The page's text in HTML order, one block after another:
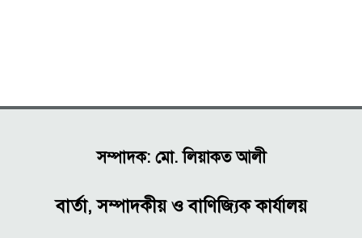
সম্পাদক: মো. লিয়াকত আলী
বার্তা, সম্পাদকীয় ও বাণিজ্যিক কার্যালয়